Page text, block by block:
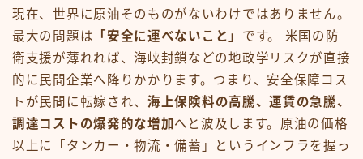
現在、世界に原油そのものがないわけではありません。
最大の問題は 「安全に運べないこと」 です。 米国の防
衛支援が薄れれば、海峡封鎖などの地政学リスクが直接
的に民間企業へ降りかかります。つまり、安全保障コス
トが民間に転嫁され、 海上保険料の高騰、運賃の急騰、
調達コストの爆発的な増加 へと波及します。原油の価格
以上に「タンカー・物流・備蓄」というインフラを握っ